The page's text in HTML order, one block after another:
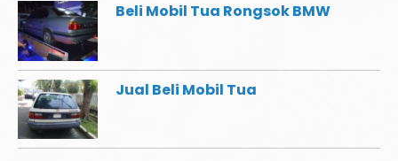
Beli Mobil Tua Rongsok BMW
Jual Beli Mobil Tua